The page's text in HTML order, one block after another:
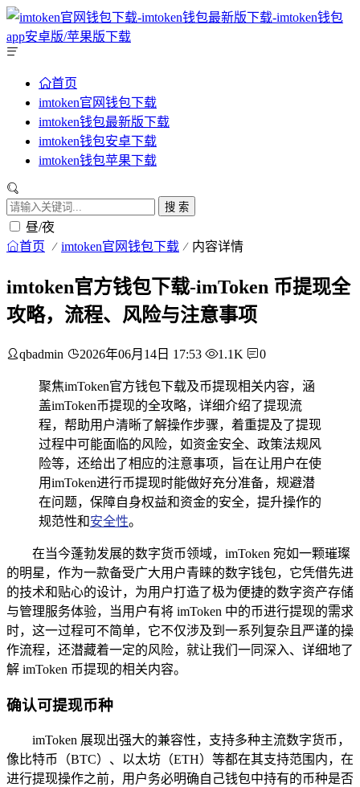
首页
imtoken官网钱包下载
imtoken钱包最新版下载
imtoken钱包安卓下载
imtoken钱包苹果下载
搜 索
昼/夜
首页 imtoken官网钱包下载 内容详情
imtoken官方钱包下载-imToken 币提现全
攻略，流程、风险与注意事项
qbadmin 2026年06月14日 17:53 1.1K 0
聚焦imToken官方钱包下载及币提现相关内容，涵
盖imToken币提现的全攻略，详细介绍了提现流
程，帮助用户清晰了解操作步骤，着重提及了提现
过程中可能面临的风险，如资金安全、政策法规风
险等，还给出了相应的注意事项，旨在让用户在使
用imToken进行币提现时能做好充分准备，规避潜
在问题，保障自身权益和资金的安全，提升操作的
规范性和安全性。
在当今蓬勃发展的数字货币领域，imToken 宛如一颗璀璨
的明星，作为一款备受广大用户青睐的数字钱包，它凭借先进
的技术和贴心的设计，为用户打造了极为便捷的数字资产存储
与管理服务体验，当用户有将 imToken 中的币进行提现的需求
时，这一过程可不简单，它不仅涉及到一系列复杂且严谨的操
作流程，还潜藏着一定的风险，就让我们一同深入、详细地了
解 imToken 币提现的相关内容。
确认可提现币种
imToken 展现出强大的兼容性，支持多种主流数字货币，
像比特币（BTC）、以太坊（ETH）等都在其支持范围内，在
进行提现操作之前，用户务必明确自己钱包中持有的币种是否